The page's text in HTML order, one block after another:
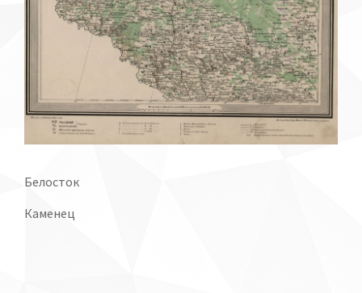
Белосток
Каменец